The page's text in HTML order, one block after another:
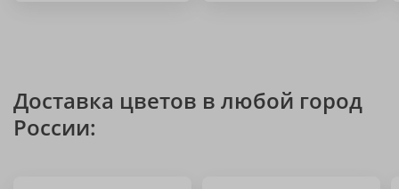
Доставка цветов в любой город
России: